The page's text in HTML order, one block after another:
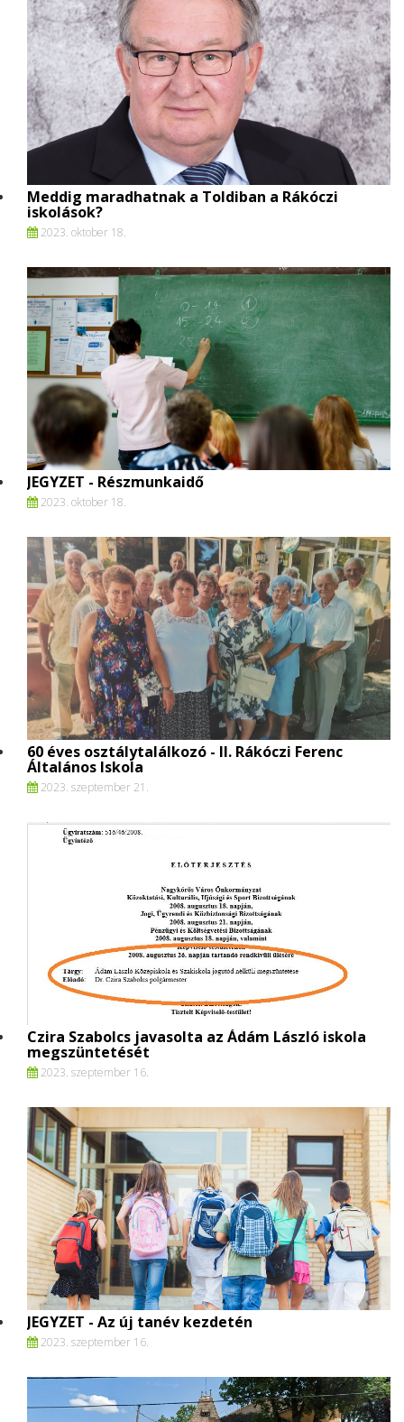
Meddig maradhatnak a Toldiban a Rákóczi
iskolások?
2023. oktober 18.
JEGYZET - Részmunkaidő
2023. oktober 18.
60 éves osztálytalálkozó - II. Rákóczi Ferenc
Általános Iskola
2023. szeptember 21.
Czira Szabolcs javasolta az Ádám László iskola
megszüntetését
2023. szeptember 16.
JEGYZET - Az új tanév kezdetén
2023. szeptember 16.